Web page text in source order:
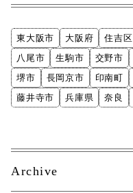
東大阪市 大阪府 住吉区
八尾市
生駒市 交野市
堺市
長岡京市 印南町
藤井寺市
兵庫県 奈良
Archive